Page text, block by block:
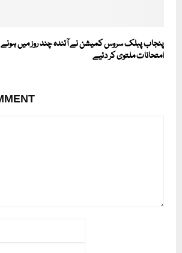
پنجاب پبلک سروس کمیشن نے آئندہ چند روز میں ہونے
امتحانات ملتوی کر دئیے